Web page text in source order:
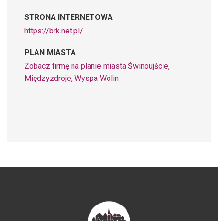
STRONA INTERNETOWA
https://brk.net.pl/
PLAN MIASTA
Zobacz firmę na planie miasta Świnoujście,
Międzyzdroje, Wyspa Wolin